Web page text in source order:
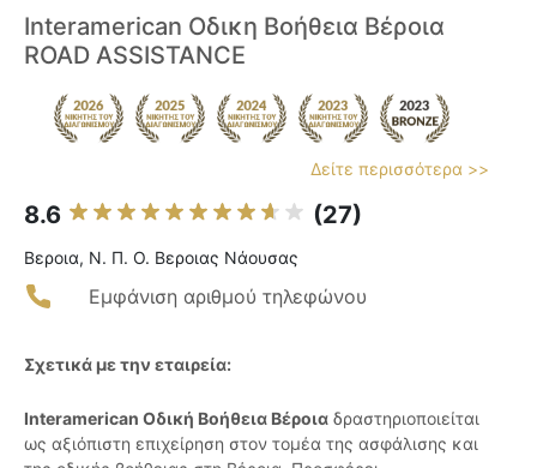
Interamerican Οδικη Βοήθεια Βέροια
ROAD ASSISTANCE
Δείτε περισσότερα >>
8.6 (27)
Βεροια, Ν. Π. Ο. Βεροιας Νάουσας
Εμφάνιση αριθμού τηλεφώνου
Σχετικά με την εταιρεία:
Interamerican Οδική Βοήθεια Βέροια δραστηριοποιείται
ως αξιόπιστη επιχείρηση στον τομέα της ασφάλισης και